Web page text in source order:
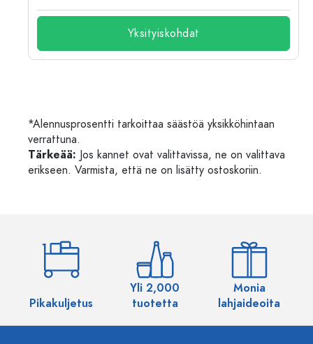
Yksityiskohdat
*Alennusprosentti tarkoittaa säästöä yksikköhintaan
verrattuna.
Tärkeää: Jos kannet ovat valittavissa, ne on valittava
erikseen. Varmista, että ne on lisätty ostoskoriin.
Pikakuljetus
Yli 2,000
tuotetta
Monia
lahjaideoita